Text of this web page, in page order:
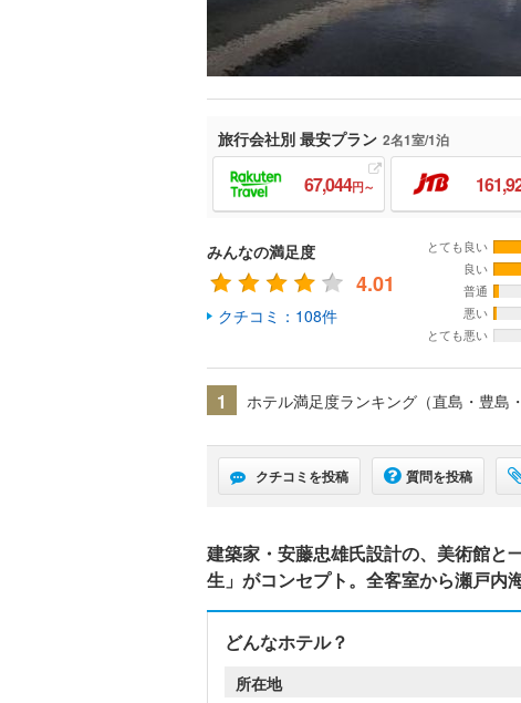
旅行会社別 最安プラン 2名1室/1泊
67,044円～
みんなの満足度
4.01
クチコミ：108件
とても良い
良い
普通
悪い
とても悪い
1 ホテル満足度ランキング（直島・豊島
クチコミを投稿 質問を投稿
建築家・安藤忠雄氏設計の、美術館と
生」がコンセプト。全客室から瀬戸内
どんなホテル？
所在地